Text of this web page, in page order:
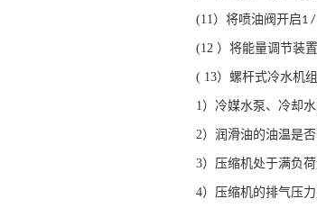
(11）将喷油阀开启1 /
(12 ）将能量调节装
( 13）螺杆式冷水机
1）冷媒水泵、冷却
2）润滑油的油温是
3）压缩机处于满负
4）压缩机的排气压